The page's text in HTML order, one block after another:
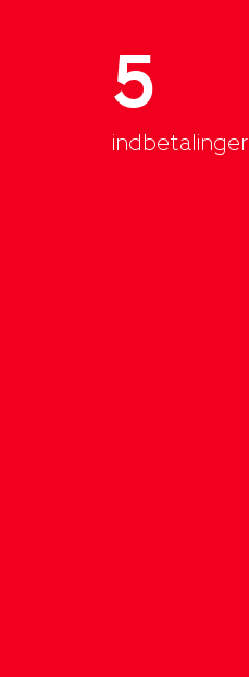
5
indbetalinger